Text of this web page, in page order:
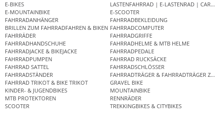
E-BIKES
LASTENFAHRRAD | E-LASTENRAD |
E-MOUNTAINBIKE
E-SCOOTER
FAHRRADANHÄNGER
FAHRRADBEKLEIDUNG
BRILLEN ZUM FAHRRADFAHREN & BIKEN FAHRRADCOMPUTER
FAHRRÄDER
FAHRRADGRIFFE
FAHRRADHANDSCHUHE
FAHRRADHELME & MTB HELME
FAHRRADJACKE & BIKEJACKE
FAHRRADPEDALE
FAHRRADPUMPEN
FAHRRAD RUCKSÄCKE
FAHRRAD SATTEL
FAHRRADSCHLÖSSER
FAHRRADSTÄNDER
FAHRRADTRÄGER & FAHRRADTRÄGER
FAHRRAD TRIKOT & BIKE TRIKOT
GRAVEL BIKE
KINDER- & JUGENDBIKES
MOUNTAINBIKE
MTB PROTEKTOREN
RENNRÄDER
SCOOTER
TREKKINGBIKES & CITYBIKES